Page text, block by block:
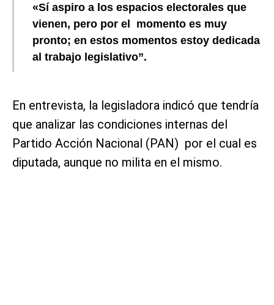
«Sí aspiro a los espacios electorales que
vienen, pero por el momento es muy
pronto; en estos momentos estoy dedicada
al trabajo legislativo”.
En entrevista, la legisladora indicó que tendría
que analizar las condiciones internas del
Partido Acción Nacional (PAN) por el cual es
diputada, aunque no milita en el mismo.